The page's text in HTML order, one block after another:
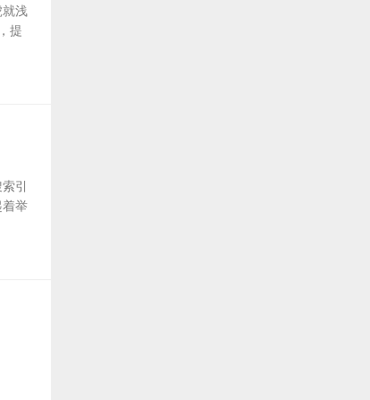
浅
提
引
举